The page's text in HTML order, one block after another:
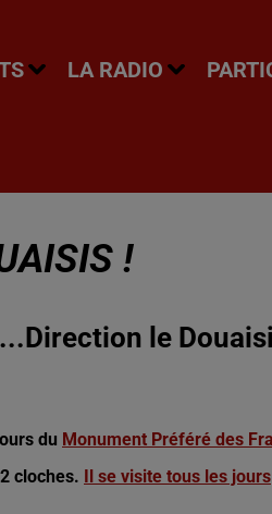
LA RADIO
!
le
du Monument Préféré des
cloches. Il se visite tous les jours